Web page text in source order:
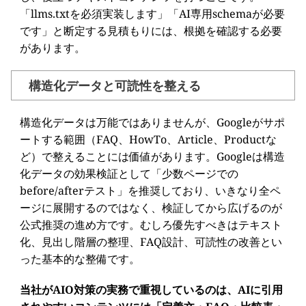
「llms.txtを必須実装します」「AI専用schemaが必要
です」と断定する見積もりには、根拠を確認する必要
があります。
構造化データと可読性を整える
構造化データは万能ではありませんが、Googleがサポ
ートする範囲（FAQ、HowTo、Article、Productな
ど）で整えることには価値があります。Googleは構造
化データの効果検証として「少数ページでの
before/afterテスト」を推奨しており、いきなり全ペ
ージに展開するのではなく、検証してから広げるのが
公式推奨の進め方です。むしろ優先すべきはテキスト
化、見出し階層の整理、FAQ設計、可読性の改善とい
った基本的な整備です。
当社がAIO対策の実務で重視しているのは、AIに引用